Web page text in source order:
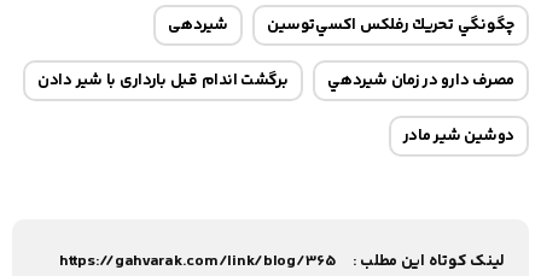
چگونگي تحريك رفلكس اكسي‌توسين شیردهی
مصرف دارو در زمان شيردهي برگشت اندام قبل بارداری با شیر دادن
دوشین شیر مادر
لینک کوتاه این مطلب : https://gahvarak.com/link/blog/365